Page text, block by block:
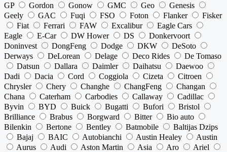
GP
Gordon Gonow GMC Geo
Genesis
Geely
GAC Fuqi FSO Foton Flanker
Fisker
Fiat
Ferrari FAW Excalibur
Eagle Cars
Eagle
E-Car DW Hower DS
Donkervoort
Doninvest
DongFeng Dodge DKW
DeSoto
Derways
DeLorean Delage Deco Rides
De Tomaso
Datsun
Dallara Daimler Daihatsu
Daewoo
Dadi
Dacia Cord Coggiola Cizeta
Citroen
Chrysler
Chery Changhe ChangFeng
Changan
Chana
Caterham Carbodies Callaway
Cadillac
Byvin
BYD Buick Bugatti Bufori
Bristol
Brilliance
Brabus Borgward Bitter
Bio auto
Bilenkin
Bertone Bentley Batmobile
Baltijas Dzips
Bajaj
BAIC Autobianchi Austin Healey
Austin
Aurus
Audi Aston Martin Asia Aro
Ariel